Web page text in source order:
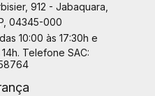
912 - Jabaquara,
04345-000
10:00 às 17:30h e
Telefone SAC: